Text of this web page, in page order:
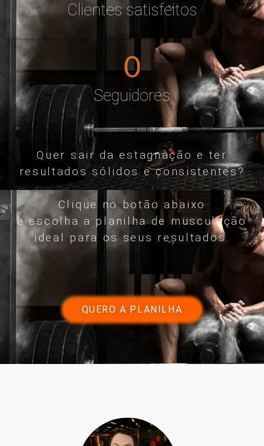
Clientes satisfeitos
Seguidores
0
Quer sair da estagnação e ter
resultados sólidos e consistentes?
Clique no botão abaixo
e escolha a planilha de musculação
ideal para os seus resultados.
QUERO A PLANILHA